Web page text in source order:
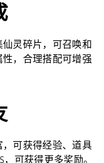
灵碎片，可召唤和
，合理搭配可增强
可获得经验、道具